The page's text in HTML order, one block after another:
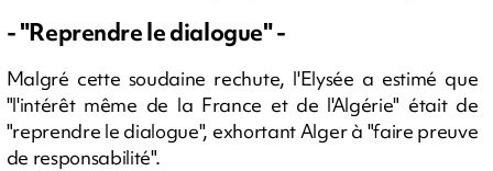
- "Reprendre le dialogue" -
Malgré cette soudaine rechute, l'Elysée a estimé que
"l'intérêt même de la France et de l'Algérie" était de
"reprendre le dialogue", exhortant Alger à "faire preuve
de responsabilité".